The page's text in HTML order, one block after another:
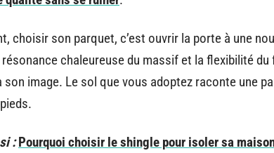
choisir son parquet, c’est ouvrir la porte à une
chaleureuse du massif et la flexibilité
son image. Le sol que vous adoptez raconte une
: Pourquoi choisir le shingle pour isoler sa